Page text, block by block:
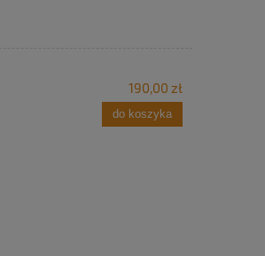
190,00 zł
do koszyka